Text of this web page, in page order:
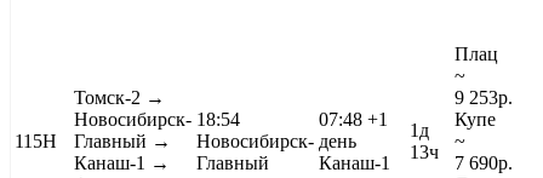
115Н
Томск-2 →
Новосибирск-
Главный →
Канаш-1 →
18:54
Новосибирск-
Главный
07:48 +1
день
Канаш-1
1д
13ч
Плац
~
9 253р.
Купе
~
7 690р.